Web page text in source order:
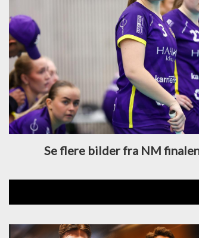
Se flere bilder fra NM